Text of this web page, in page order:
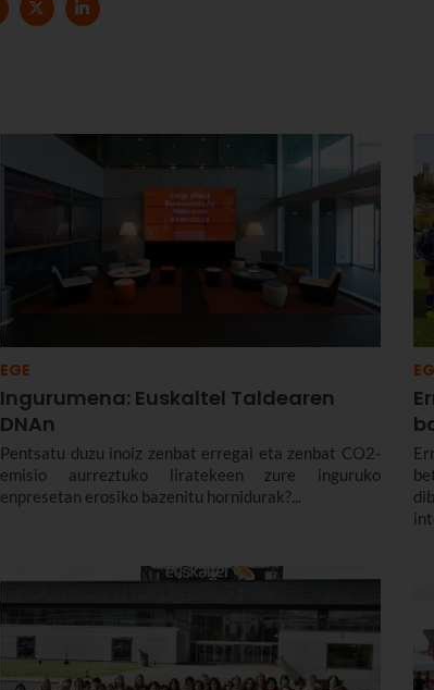
EGE
Ingurumena: Euskaltel Taldearen
DNAn
Pentsatu duzu inoiz zenbat erregai eta zenbat CO2-
emisio aurreztuko liratekeen zure inguruko
enpresetan erosiko bazenitu hornidurak?...